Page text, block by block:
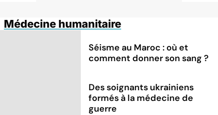
Médecine humanitaire
Séisme au Maroc : où et
comment donner son sang ?
Des soignants ukrainiens
formés à la médecine de
guerre